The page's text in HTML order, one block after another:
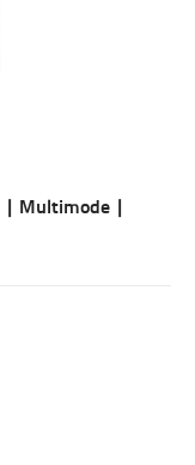
| Multimode |